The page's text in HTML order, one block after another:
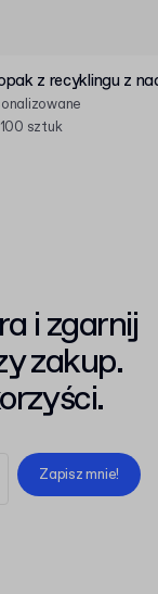
z recyklingu z
sztuk
i zgarnij
zakup.
Zapisz mnie!